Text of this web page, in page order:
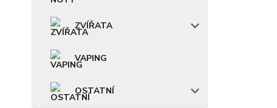
ZVÍŘATA
VAPING
OSTATNÍ